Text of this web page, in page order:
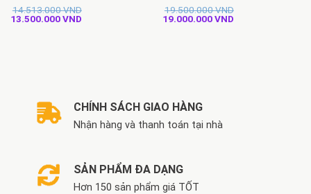
14.513.000VND
Giá
13.500.000VNDGiá
19.500.000VND
Giá
19.000.000VNDGiá
CHÍNH SÁCH GIAO HÀNG
Nhận hàng và thanh toán tại nhà
SẢN PHẨM ĐA DẠNG
Hơn 150 sản phẩm giá TỐT